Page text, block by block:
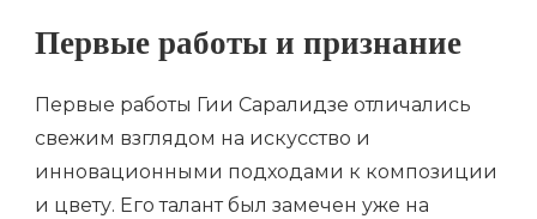
Первые работы и признание
Первые работы Гии Саралидзе отличались
свежим взглядом на искусство и
инновационными подходами к композиции
и цвету. Его талант был замечен уже на